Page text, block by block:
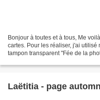
Bonjour à toutes et à tous, Me
cartes. Pour les réaliser, j'ai
tampon transparent "Fée de la
Laëtitia - page